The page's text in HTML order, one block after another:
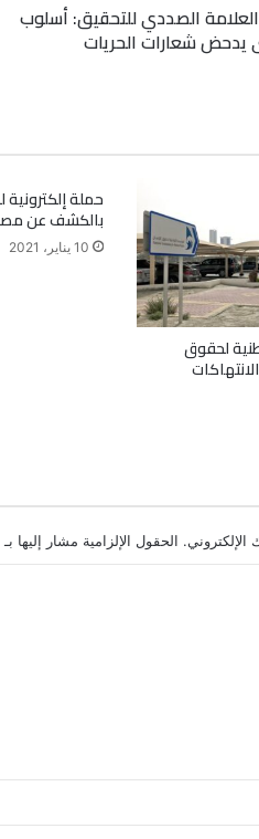
العلامة الصددي للتحقيق: أسلوب
يدحض شعارات الحريات
لحقوق
حملة
بالكشف عن
10 يناير، 2021
الحقول الإلزامية مشار إليها بـ